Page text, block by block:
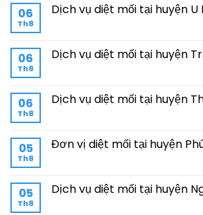
06
Th8
Dịch vụ diệt mối tại huyện U
06
Th8
Dịch vụ diệt mối tại huyện
06
Th8
Dịch vụ diệt mối tại huyện
05
Th8
Đơn vị diệt mối tại huyện
05
Th8
Dịch vụ diệt mối tại huyện